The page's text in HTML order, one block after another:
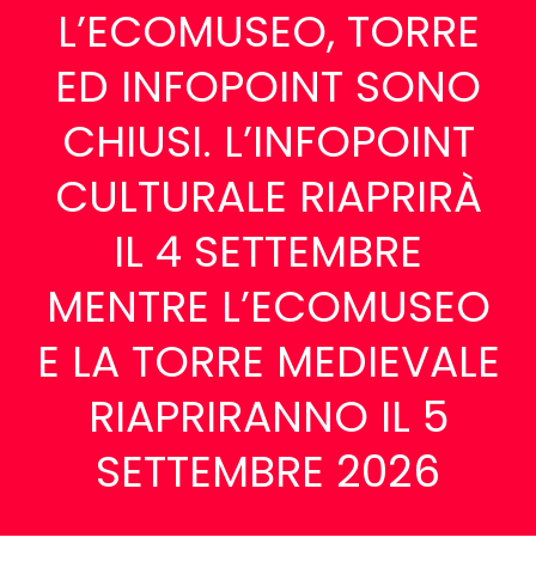
L’ECOMUSEO, TORRE
ED INFOPOINT SONO
CHIUSI. L’INFOPOINT
CULTURALE RIAPRIRÀ
IL 4 SETTEMBRE
MENTRE L’ECOMUSEO
E LA TORRE MEDIEVALE
RIAPRIRANNO IL 5
SETTEMBRE 2026